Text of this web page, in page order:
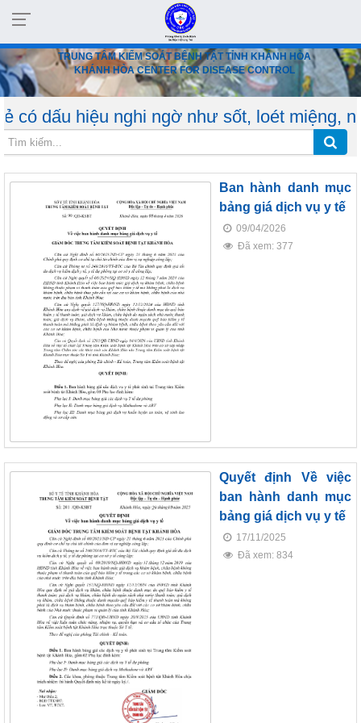
TRUNG TÂM KIỂM SOÁT BỆNH TẬT TỈNH KHÁNH HÒA
KHÁNH HÒA CENTER FOR DISEASE CONTROL
hiệu nghi ngờ như sốt, loét miệng,
Ban hành danh mục
bảng giá dịch vụ y tế
09/04/2026
Đã xem: 377
Quyết định Về việc
ban hành danh mục
bảng giá dịch vụ y tế
17/11/2025
Đã xem: 834
117/2025/QH15
Luật Bảo vệ bí mật nhà nước
63/2026/NĐ-CP
Nghị định Quy định chi tiết một số điều và biện pháp thi hành
Luật bảo vệ bí mật nhà nước
CÔNG BÁO/Số 1097 + 1098
LUẬT XỬ LÝ VI PHẠM HÀNH CHÍNH
190/2025/NĐ-CP
Nghị định Sửa đổi, bổ sung một số điều của Nghị định số
118/2021/NĐ-CP ngày 23 tháng 12 năm 2021 của Chính phủ
quy định chi tiết một số điều và biện pháp thi hành Luật Xử lý
vi phạm hành chính được sửa đổi, bổ sung theo Nghị định số
68/2025/NĐ-CP ngày 18 tháng 3 năm 2025 của Chính phủ và
Nghị định số 120/2021/NĐ-CP ngày 24 tháng 12 năm 2021